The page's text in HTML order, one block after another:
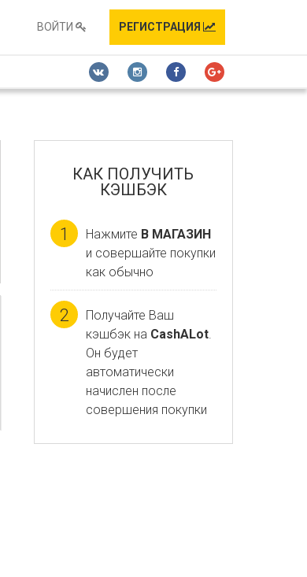
ВОЙТИ
РЕГИСТРАЦИЯ
КАК ПОЛУЧИТЬ
КЭШБЭК
1 Нажмите В МАГАЗИН
и совершайте покупки
как обычно
2
Получайте Ваш
кэшбэк на CashALot.
Он будет
автоматически
начислен после
совершения покупки